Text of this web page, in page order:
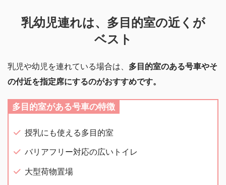
乳幼児連れは、多目的室の近くが
ベスト
乳児や幼児を連れている場合は、 多目的室のある号車やそ
の付近を指定席にするのがおすすめです。
多目的室がある号車の特徴
授乳にも使える多目的室
バリアフリー対応の広いトイレ
大型荷物置場